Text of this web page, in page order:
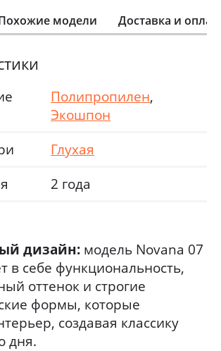
модели Доставка и
Полипропилен,
Экошпон
Глухая
2 года
дизайн: модель Novana 07
в себе функциональность,
оттенок и строгие
формы, которые
создавая классику
дня.